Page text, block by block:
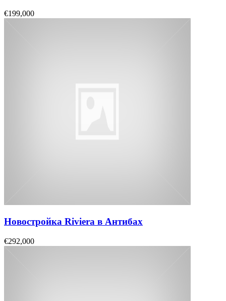
€199,000
Новостройка Riviera в Антибах
€292,000